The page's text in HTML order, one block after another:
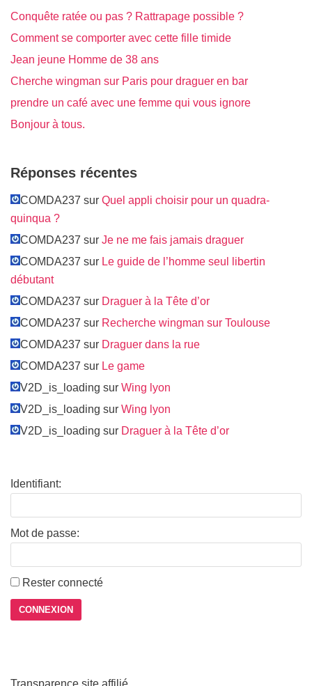
Conquête ratée ou pas ? Rattrapage possible ?
Comment se comporter avec cette fille timide
Jean jeune Homme de 38 ans
Cherche wingman sur Paris pour draguer en bar
prendre un café avec une femme qui vous ignore
Bonjour à tous.
Réponses récentes
COMDA237 sur Quel appli choisir pour un quadra-
quinqua ?
COMDA237 sur Je ne me fais jamais draguer
COMDA237 sur Le guide de l’homme seul libertin
débutant
COMDA237 sur Draguer à la Tête d’or
COMDA237 sur Recherche wingman sur Toulouse
COMDA237 sur Draguer dans la rue
COMDA237 sur Le game
V2D_is_loading sur Wing lyon
V2D_is_loading sur Wing lyon
V2D_is_loading sur Draguer à la Tête d’or
Identifiant:
Mot de passe:
Rester connecté
CONNEXION